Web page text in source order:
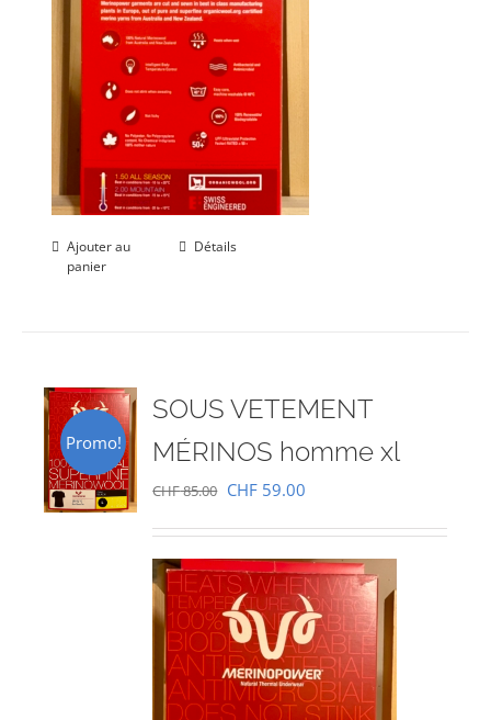
Ajouter au
panier
Détails
Promo!
SOUS VETEMENT
MÉRINOS homme xl
CHF85.00 Le
initial
était :
CHF 85.00.
CHF 59.00
actuel
est :
CHF 59.00.